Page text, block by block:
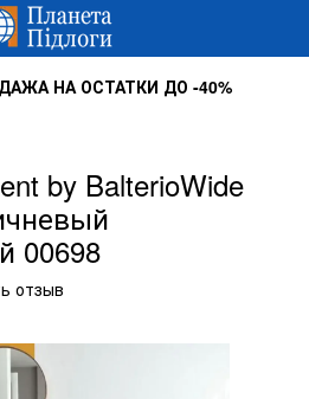
НА ОСТАТКИ ДО -40%
by BalterioWide
00698
отзыв